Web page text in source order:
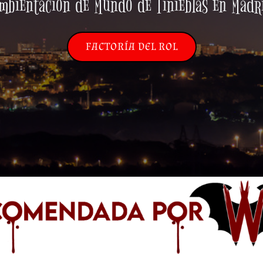
FACTORÍA DEL ROL